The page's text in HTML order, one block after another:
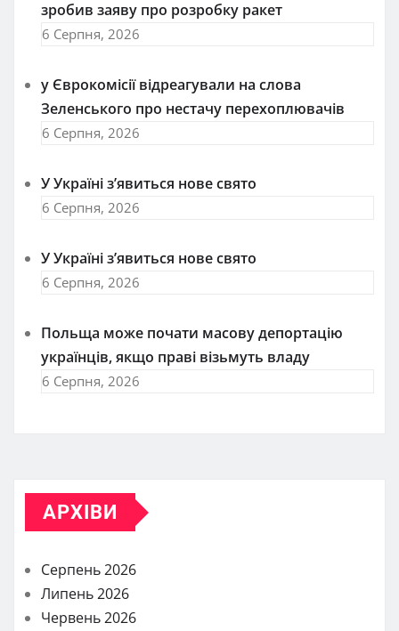
зробив заяву про розробку ракет
6 Серпня, 2026
у Єврокомісії відреагували на слова
Зеленського про нестачу перехоплювачів
6 Серпня, 2026
У Україні з’явиться нове свято
6 Серпня, 2026
У Україні з’явиться нове свято
6 Серпня, 2026
Польща може почати масову депортацію
українців, якщо праві візьмуть владу
6 Серпня, 2026
АРХІВИ
Серпень 2026
Липень 2026
Червень 2026